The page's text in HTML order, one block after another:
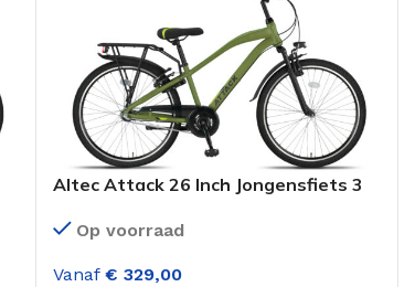
Altec Attack 26 Inch Jongensfiets 3
Op voorraad
Vanaf € 329,00